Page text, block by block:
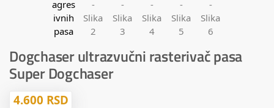
Dogchaser ultrazvučni rasterivač pasa
Super Dogchaser
4.600 RSD